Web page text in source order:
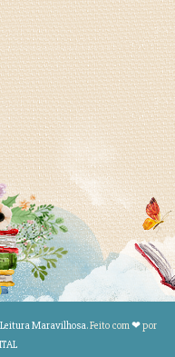
Leitura Maravilhosa. Feito com❤por